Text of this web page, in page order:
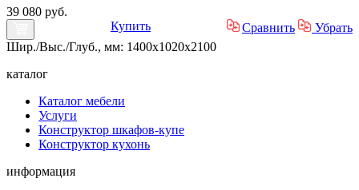
39 080 руб.
Купить
Сравнить
Убрать
Шир./Выс./Глуб., мм: 1400x1020x2100
каталог
Каталог мебели
Услуги
Конструктор шкафов-купе
Конструктор кухонь
информация